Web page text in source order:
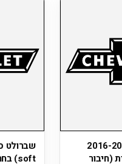
ספארק 2016-2020
(חיבור